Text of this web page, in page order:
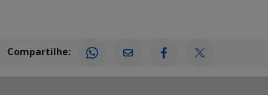
Compartilhe: